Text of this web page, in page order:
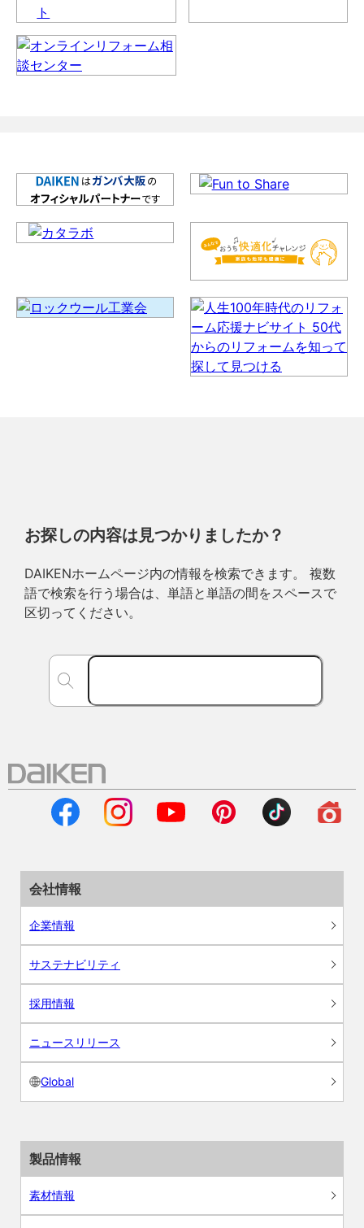
お探しの内容は見つかりましたか？
DAIKENホームページ内の情報を検索できます。 複数
語で検索を行う場合は、単語と単語の間をスペースで
区切ってください。
会社情報
企業情報
サステナビリティ
採用情報
ニュースリリース
Global
製品情報
素材情報